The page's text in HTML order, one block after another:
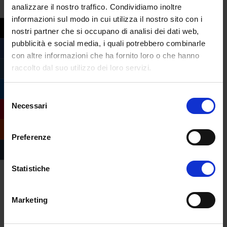
analizzare il nostro traffico. Condividiamo inoltre
informazioni sul modo in cui utilizza il nostro sito con i
nostri partner che si occupano di analisi dei dati web,
pubblicità e social media, i quali potrebbero combinarle
con altre informazioni che ha fornito loro o che hanno
raccolto dal suo utilizzo dei loro servizi.
delNecessari
Preferenze
Statistiche
Marketing